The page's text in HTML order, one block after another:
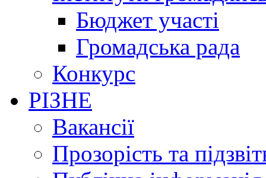
Бюджет участі
Громадська рада
Конкурс
РІЗНЕ
Вакансії
Прозорість та